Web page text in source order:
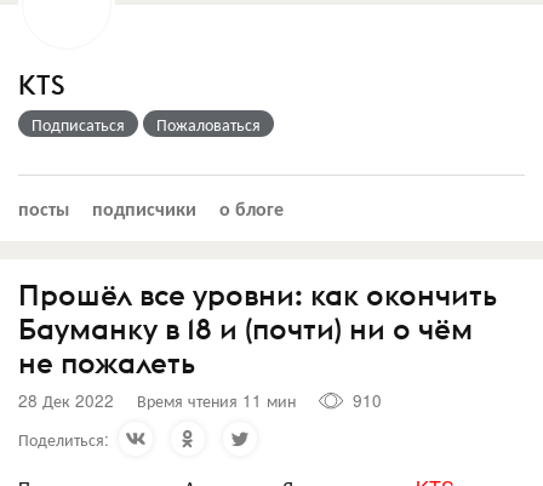
KTS
Подписаться Пожаловаться
посты подписчики о блоге
Прошёл все уровни: как окончить
Бауманку в 18 и (почти) ни о чём
не пожалеть
28 Дек 2022 Время чтения 11 мин
910
Поделиться: